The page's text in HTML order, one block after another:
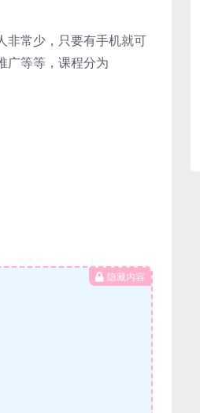
非常少，只要有手机就可
广等等，课程分为
隐藏内容